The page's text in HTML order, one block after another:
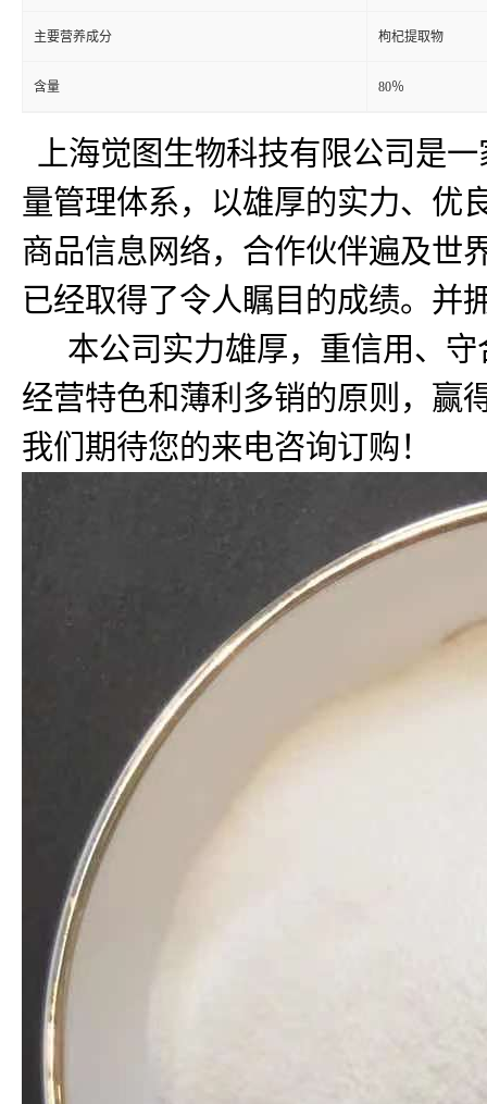
主要营养成分 枸杞提取物
含量 80％
上海觉图生物科技有限公司是
量管理体系，以雄厚的实力、优
商品信息网络，合作伙伴遍及世
已经取得了令人瞩目的成绩。并
本公司实力雄厚，重信用、守
经营特色和薄利多销的原则，赢
我们期待您的来电咨询订购！